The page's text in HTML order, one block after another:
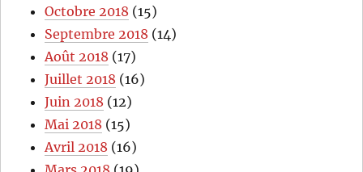
Octobre 2018 (15)
Septembre 2018 (14)
Août 2018 (17)
Juillet 2018 (16)
Juin 2018 (12)
Mai 2018 (15)
Avril 2018 (16)